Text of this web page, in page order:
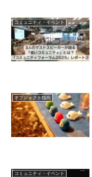
コミュニティ・イベント
オブジェクト指向
コミュニティ・イベント